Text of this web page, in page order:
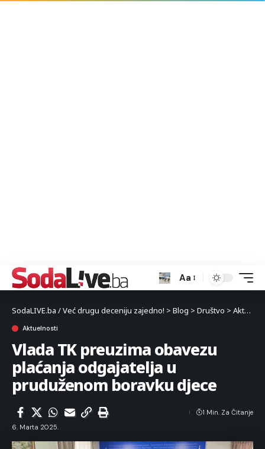
Aa
SodaLIVE.ba / Već drugu deceniju zajedno! > Blog > Društvo > Aktuelnosti
Aktuelnosti
Vlada TK preuzima obavezu
plaćanja odgajatelja u
pruduženom boravku djece
6. Marta 2025.
1 Min. Za Čitanje